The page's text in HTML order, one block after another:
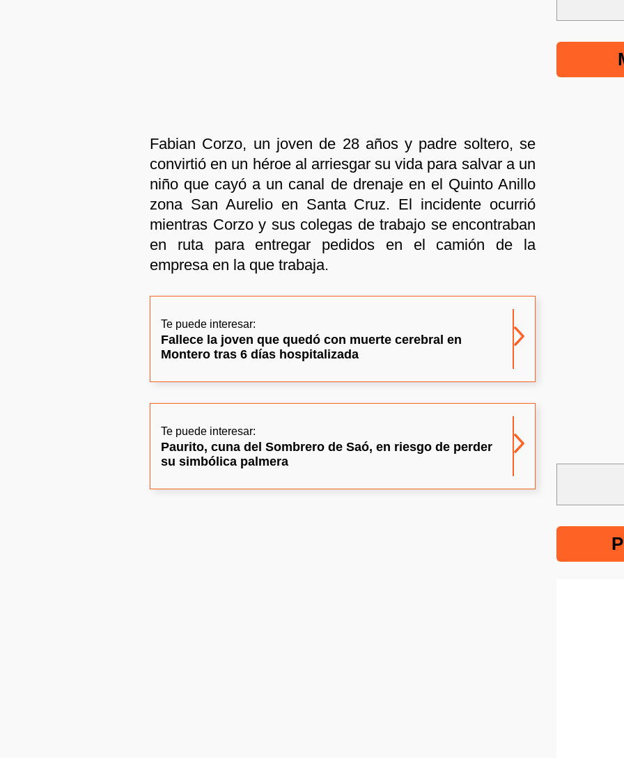
Fabian Corzo, un joven de 28 años y padre soltero, se
convirtió en un héroe al arriesgar su vida para salvar a un
niño que cayó a un canal de drenaje en el Quinto Anillo
zona San Aurelio en Santa Cruz. El incidente ocurrió
mientras Corzo y sus colegas de trabajo se encontraban
en ruta para entregar pedidos en el camión de la
empresa en la que trabaja.
Te puede interesar:
Fallece la joven que quedó con muerte cerebral en
Montero tras 6 días hospitalizada
Te puede interesar:
Paurito, cuna del Sombrero de Saó, en riesgo de perder
su simbólica palmera